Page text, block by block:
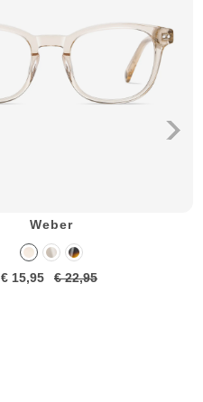
Weber
€ 15,95 € 22,95